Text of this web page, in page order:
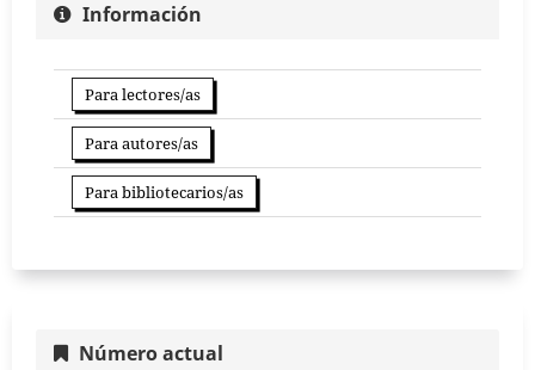
Información
Para lectores/as
Para autores/as
Para bibliotecarios/as
Número actual